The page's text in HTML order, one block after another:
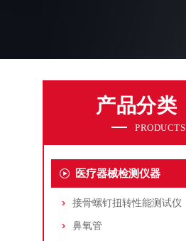
产品分类
PRODUCTS
医疗器械检测仪器
接骨螺钉扭转性能测试仪
鼻氧管